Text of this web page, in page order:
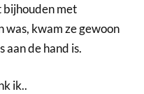
bijhouden met
was, kwam ze gewoon
aan de hand is.
ik..